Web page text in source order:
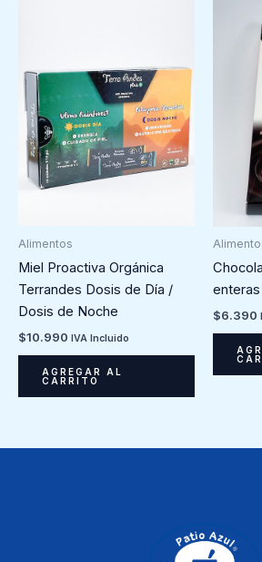
Alimentos
Miel Proactiva Orgánica
Terrandes Dosis de Día /
Dosis de Noche
$10.990 IVA Incluido
AGREGAR AL
CARRITO
$6.390